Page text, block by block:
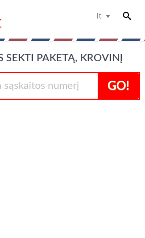
lt
SEKTI PAKETĄ, KROVINĮ
GO!